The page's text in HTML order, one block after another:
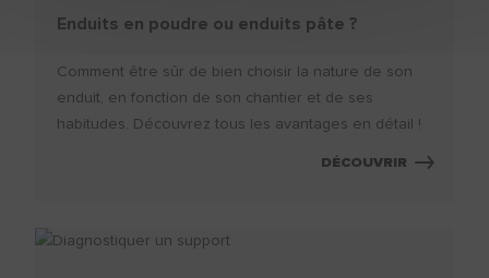
Enduits en poudre ou enduits pâte ?
Comment être sûr de bien choisir la nature de son
enduit, en fonction de son chantier et de ses
habitudes. Découvrez tous les avantages en détail !
DÉCOUVRIR